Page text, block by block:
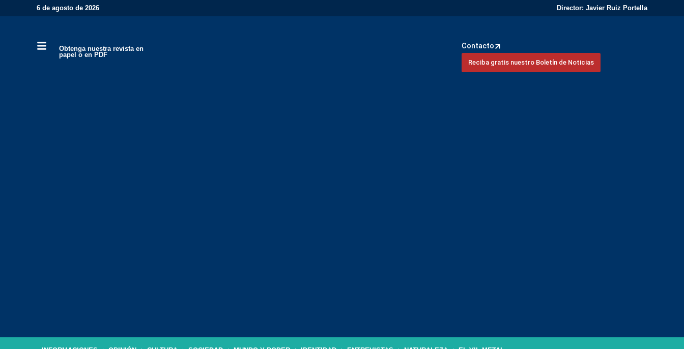
6 de agosto de 2026 Director: Javier Ruiz Portella
Obtenga nuestra revista en
papel o en PDF
Contacto
Reciba gratis nuestro Boletín de Noticias